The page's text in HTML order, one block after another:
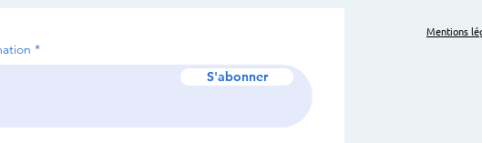
Mentions
S'abonner